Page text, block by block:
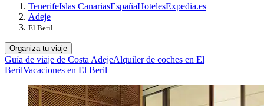
TenerifeIslas CanariasEspañaHotelesExpedia.es
Adeje
El Beril
Organiza tu viaje
Guía de viaje de Costa AdejeAlquiler de coches en El
BerilVacaciones en El Beril